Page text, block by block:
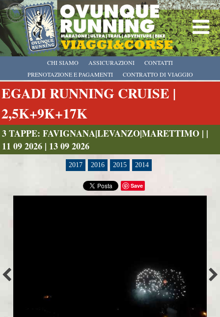
CHI SIAMO
PRENOTAZIONE E PAGAMENTI
CONTRATTO DI VIAGGIO
ASSICURAZIONI CONTATTI
EGADI RUNNING CRUISE |
2,5K+9K+17K
3 TAPPE: FAVIGNANA|LEVANZO|MARETTIMO | |
11 09 2026 | 13 09 2026
2017 2016 2015 2014
Save